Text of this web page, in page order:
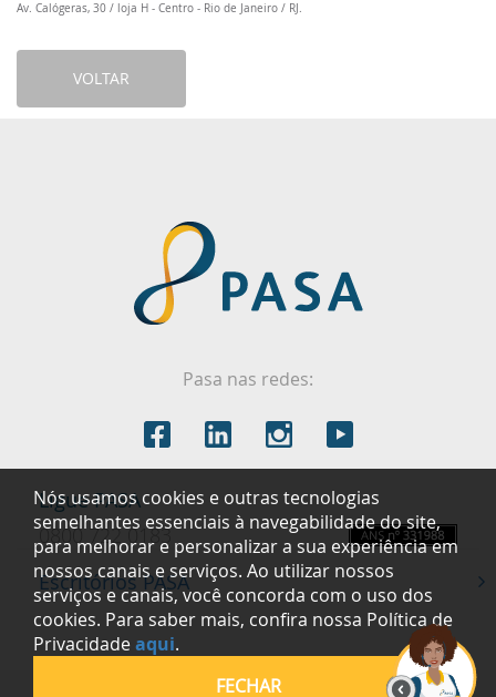
Av. Calógeras, 30 / loja H - Centro - Rio de Janeiro / RJ.
VOLTAR
Pasa nas redes:
Ligue PASA
0800 722 0183
Escritórios PASA
Nós usamos cookies e outras tecnologias
semelhantes essenciais à navegabilidade do site,
para melhorar e personalizar a sua experiência em
nossos canais e serviços. Ao utilizar nossos
serviços e canais, você concorda com o uso dos
cookies. Para saber mais, confira nossa Política de
Privacidadeaqui.
FECHAR